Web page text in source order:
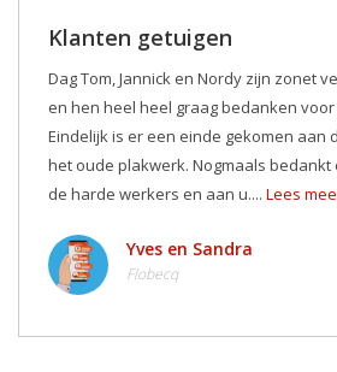
Klanten getuigen
Dag Tom, Jannick en Nordy zijn zonet
en hen heel heel graag bedanken
Eindelijk is er een einde gekomen aan
het oude plakwerk. Nogmaals bedankt
de harde werkers en aan u.... Lees
Yves en Sandra
Flobecq